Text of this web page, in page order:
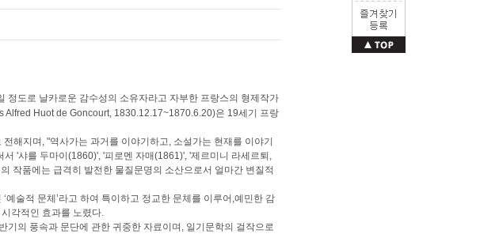
정도로 날카로운 감수성의 소유자라고 자부한 프랑스의 형제작가
Huot de Goncourt, 1830.12.17~1870.6.20)은 19세기 프랑
해지며, "역사가는 과거를 이야기하고, 소설가는 현재를 이야기
'샤를 두마이(1860)', '피로멘 자매(1861)', '제르미니 라세르퇴,
작품에는 급격히 발전한 물질문명의 소산으로서 얼마간 변질적
술적 문체’라고 하여 특이하고 정교한 문체를 이루어,예민한 감
각적인 효과를 노렸다.
의 풍속과 문단에 관한 귀중한 자료이며, 일기문학의 걸작으로